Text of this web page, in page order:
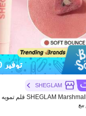
توفير 7.70
SHEGLAM